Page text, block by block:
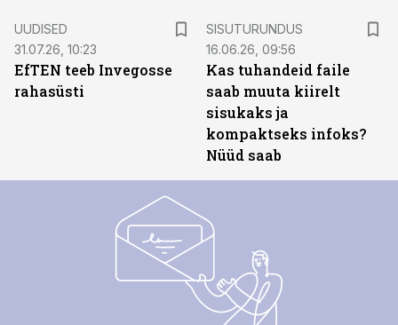
UUDISED
31.07.26, 10:23
EfTEN teeb Invegosse
rahasüsti
SISUTURUNDUS
16.06.26, 09:56
Kas tuhandeid faile
saab muuta kiirelt
sisukaks ja
kompaktseks infoks?
Nüüd saab